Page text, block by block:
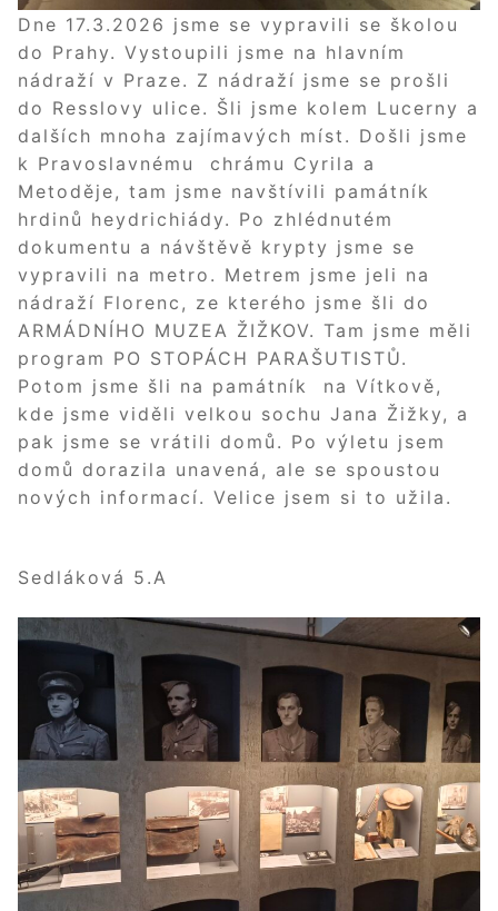
Dne 17.3.2026 jsme se vypravili se školou
do Prahy. Vystoupili jsme na hlavním
nádraží v Praze. Z nádraží jsme se prošli
do Resslovy ulice. Šli jsme kolem Lucerny a
dalších mnoha zajímavých míst. Došli jsme
k Pravoslavnému chrámu Cyrila a
Metoděje, tam jsme navštívili památník
hrdinů heydrichiády. Po zhlédnutém
dokumentu a návštěvě krypty jsme se
vypravili na metro. Metrem jsme jeli na
nádraží Florenc, ze kterého jsme šli do
ARMÁDNÍHO MUZEA ŽIŽKOV. Tam jsme měli
program PO STOPÁCH PARAŠUTISTŮ.
Potom jsme šli na památník na Vítkově,
kde jsme viděli velkou sochu Jana Žižky, a
pak jsme se vrátili domů. Po výletu jsem
domů dorazila unavená, ale se spoustou
nových informací. Velice jsem si to užila.
Sedláková 5.A